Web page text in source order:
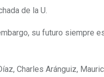
de la U.
su futuro siempre
Charles Aránguiz,